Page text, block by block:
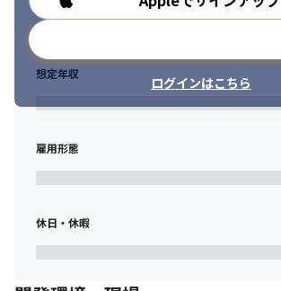
コミュニケーションを大切にしています。
ログインはこちら
想定年収
雇用形態
休日・休暇